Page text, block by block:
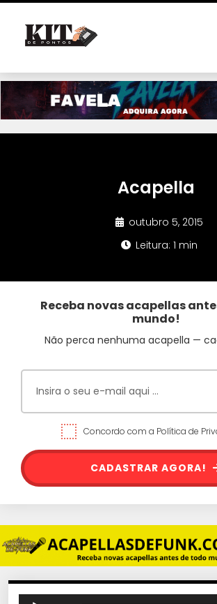
Acapella
outubro 5, 2015
Leitura: 1 min
Receba novas acapellas
mundo!
Não perca nenhuma acapella —
Concordo com a Política de
CADASTRAR AGORA!